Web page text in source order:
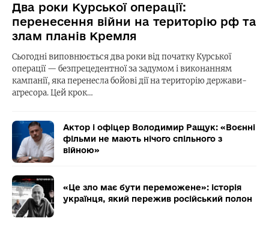
Два роки Курської операції:
перенесення війни на територію рф та
злам планів Кремля
Сьогодні виповнюється два роки від початку Курської
операції — безпрецедентної за задумом і виконанням
кампанії, яка перенесла бойові дії на територію держави-
агресора. Цей крок…
Актор і офіцер Володимир Ращук: «Воєнні
фільми не мають нічого спільного з
війною»
«Це зло має бути переможене»: історія
українця, який пережив російський полон